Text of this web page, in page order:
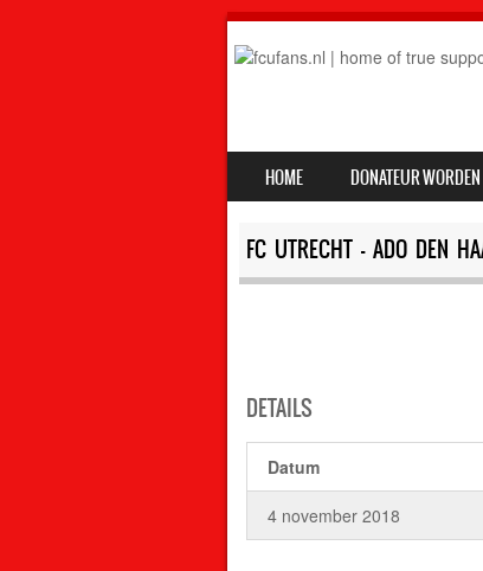
MENU
SKIP TO CONTENT
HOME DONATEUR WORDEN
FC UTRECHT – ADO DEN
DETAILS
Datum
4 november 2018